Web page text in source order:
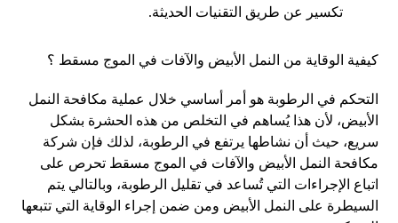
تكسير عن طريق التقنيات الحديثة.
كيفية الوقاية من النمل الأبيض والآفات في الموج مسقط ؟
التحكم في الرطوبة هو أمر أساسي خلال عملية مكافحة النمل
الأبيض، لأن هذا يُساهم في التخلص من هذه الحشرة بشكل
سريع، حيث أن نشاطها يرتفع في الرطوبة، لذلك فإن شركة
مكافحة النمل الأبيض والآفات في الموج مسقط تحرص على
اتباع الإجراءات التي تُساعد في تقليل الرطوبة، وبالتالي يتم
السيطرة على النمل الأبيض ومن ضمن إجراء الوقاية التي تتبعها